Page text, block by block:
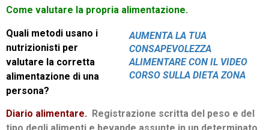
Come valutare la propria alimentazione.
AUMENTA LA TUA
CONSAPEVOLEZZA
ALIMENTARE CON IL VIDEO
CORSO SULLA DIETA ZONA
Quali metodi usano i
nutrizionisti per
valutare la corretta
alimentazione di una
persona?
Diario alimentare. Registrazione scritta del peso e del